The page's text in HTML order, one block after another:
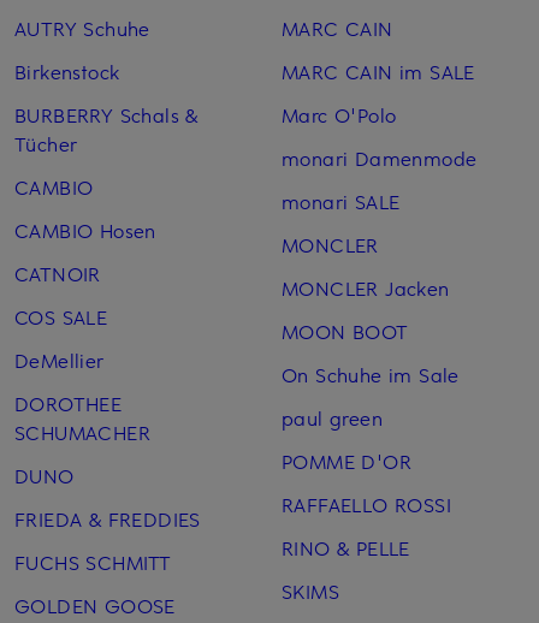
AUTRY Schuhe
Birkenstock
BURBERRY Schals &
Tücher
CAMBIO
CAMBIO Hosen
CATNOIR
COS SALE
DeMellier
DOROTHEE
SCHUMACHER
DUNO
FRIEDA & FREDDIES
FUCHS SCHMITT
GOLDEN GOOSE
MARC CAIN
MARC CAIN im SALE
Marc O'Polo
monari Damenmode
monari SALE
MONCLER
MONCLER Jacken
MOON BOOT
On Schuhe im Sale
paul green
POMME D'OR
RAFFAELLO ROSSI
RINO & PELLE
SKIMS